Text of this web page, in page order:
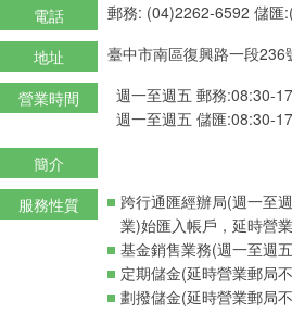
電話 郵務: (04)2262-6592 儲匯
地址 臺中市南區復興路一段236
營業時間
週一至週五 郵務:08:30-
週一至週五 儲匯:08:30-
簡介
服務性質
跨行通匯經辦局(週一至
業)始匯入帳戶，延時營
基金銷售業務(週一至週
定期儲金(延時營業郵局
劃撥儲金(延時營業郵局